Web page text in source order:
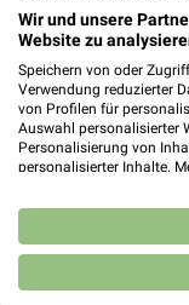
JYSK
44225
Heute
JYSK
Wir und unsere
Website zu
Speichern von oder
Verwendung reduzierter
von Profilen für
Auswahl personalisierter
Personalisierung von
personalisierter Inhalte.
Kombinationen von
Verbesserung der
von Inhalten.
Daten können außerhalb